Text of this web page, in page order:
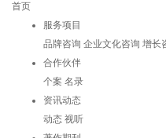
首页
服务项目
品牌咨询 企业文化咨询 增长
合作伙伴
个案 名录
资讯动态
动态 视听